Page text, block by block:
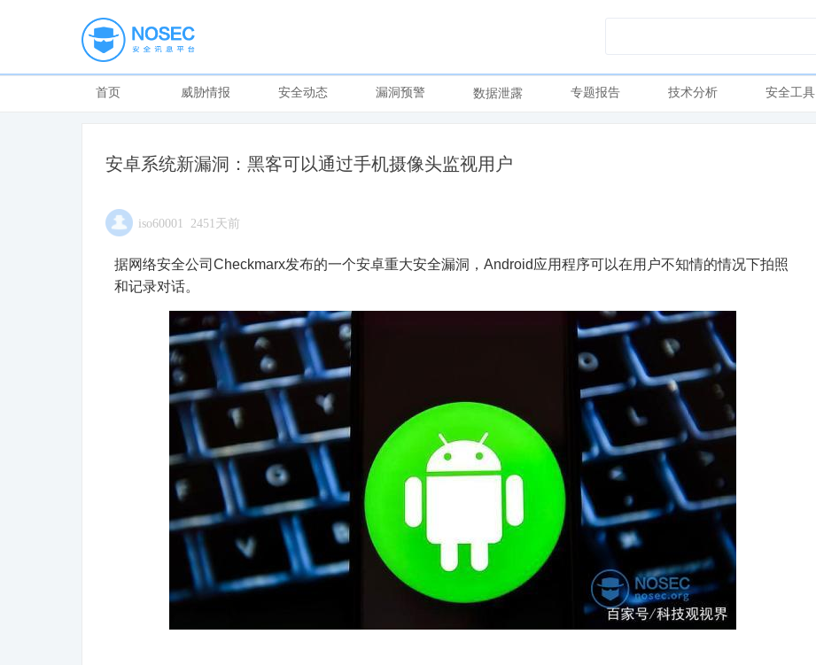
首页 威胁情报 安全动态 漏洞预警 数据泄露 专题报告 技术分析 安全工具
安卓系统新漏洞：黑客可以通过手机摄像头监视用户
iso60001 2451天前
据网络安全公司Checkmarx发布的一个安卓重大安全漏洞，Android应用程序可以在用户不知情的情况下拍照
和记录对话。